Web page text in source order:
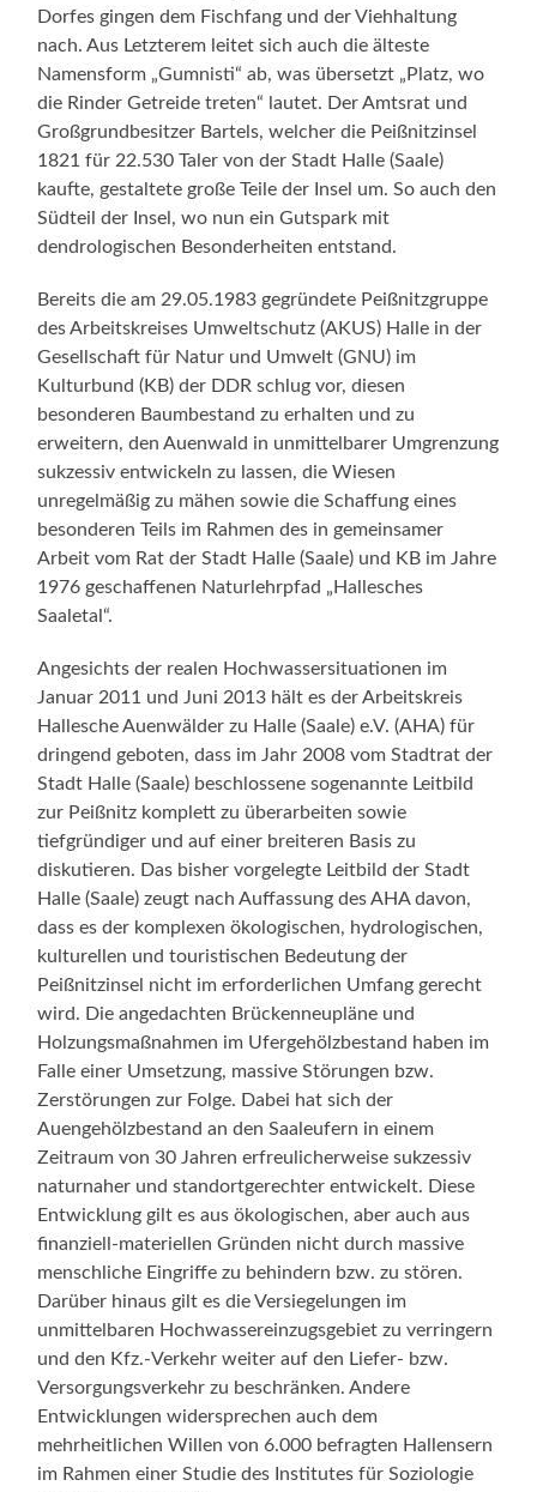
Dorfes gingen dem Fischfang und der Viehhaltung
nach. Aus Letzterem leitet sich auch die älteste
Namensform „Gumnisti“ ab, was übersetzt „Platz, wo
die Rinder Getreide treten“ lautet. Der Amtsrat und
Großgrundbesitzer Bartels, welcher die Peißnitzinsel
1821 für 22.530 Taler von der Stadt Halle (Saale)
kaufte, gestaltete große Teile der Insel um. So auch den
Südteil der Insel, wo nun ein Gutspark mit
dendrologischen Besonderheiten entstand.
Bereits die am 29.05.1983 gegründete Peißnitzgruppe
des Arbeitskreises Umweltschutz (AKUS) Halle in der
Gesellschaft für Natur und Umwelt (GNU) im
Kulturbund (KB) der DDR schlug vor, diesen
besonderen Baumbestand zu erhalten und zu
erweitern, den Auenwald in unmittelbarer Umgrenzung
sukzessiv entwickeln zu lassen, die Wiesen
unregelmäßig zu mähen sowie die Schaffung eines
besonderen Teils im Rahmen des in gemeinsamer
Arbeit vom Rat der Stadt Halle (Saale) und KB im Jahre
1976 geschaffenen Naturlehrpfad „Hallesches
Saaletal“.
Angesichts der realen Hochwassersituationen im
Januar 2011 und Juni 2013 hält es der Arbeitskreis
Hallesche Auenwälder zu Halle (Saale) e.V. (AHA) für
dringend geboten, dass im Jahr 2008 vom Stadtrat der
Stadt Halle (Saale) beschlossene sogenannte Leitbild
zur Peißnitz komplett zu überarbeiten sowie
tiefgründiger und auf einer breiteren Basis zu
diskutieren. Das bisher vorgelegte Leitbild der Stadt
Halle (Saale) zeugt nach Auffassung des AHA davon,
dass es der komplexen ökologischen, hydrologischen,
kulturellen und touristischen Bedeutung der
Peißnitzinsel nicht im erforderlichen Umfang gerecht
wird. Die angedachten Brückenneupläne und
Holzungsmaßnahmen im Ufergehölzbestand haben im
Falle einer Umsetzung, massive Störungen bzw.
Zerstörungen zur Folge. Dabei hat sich der
Auengehölzbestand an den Saaleufern in einem
Zeitraum von 30 Jahren erfreulicherweise sukzessiv
naturnaher und standortgerechter entwickelt. Diese
Entwicklung gilt es aus ökologischen, aber auch aus
finanziell-materiellen Gründen nicht durch massive
menschliche Eingriffe zu behindern bzw. zu stören.
Darüber hinaus gilt es die Versiegelungen im
unmittelbaren Hochwassereinzugsgebiet zu verringern
und den Kfz.-Verkehr weiter auf den Liefer- bzw.
Versorgungsverkehr zu beschränken. Andere
Entwicklungen widersprechen auch dem
mehrheitlichen Willen von 6.000 befragten Hallensern
im Rahmen einer Studie des Institutes für Soziologie